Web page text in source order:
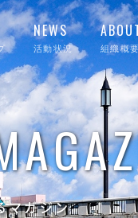
NEWS
活動状況 組織概要
マガジン